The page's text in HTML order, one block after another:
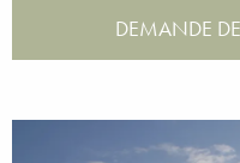
DEMANDE